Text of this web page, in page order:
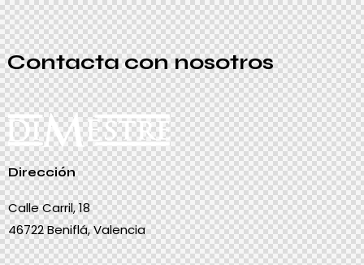
Contacta con nosotros
Dirección
Calle Carril, 18
46722 Beniflá, Valencia